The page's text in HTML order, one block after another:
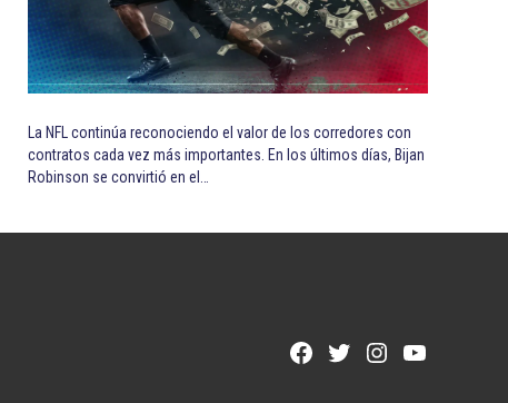
La NFL continúa reconociendo el valor de los corredores con
contratos cada vez más importantes. En los últimos días, Bijan
Robinson se convirtió en el…
Facebook
TwitterInstagram
YouTube